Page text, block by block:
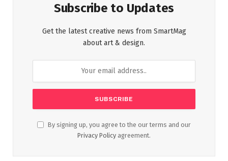
Subscribe to Updates
Get the latest creative news from SmartMag
about art & design.
By signing up, you agree to the our terms and our
Privacy Policy agreement.